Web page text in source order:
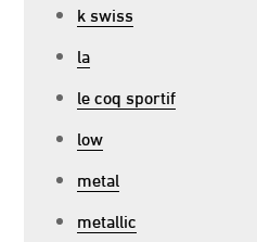
k swiss
la
le coq sportif
low
metal
metallic